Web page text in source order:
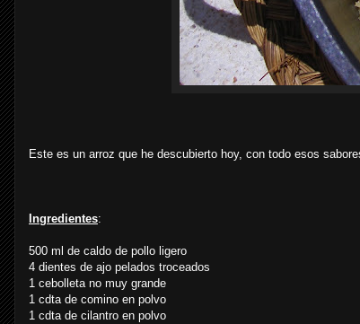
Este es un arroz que he descubierto hoy, con todo esos
Ingredientes:
500 ml de caldo de pollo ligero
4 dientes de ajo pelados troceados
1 cebolleta no muy grande
1 cdta de comino en polvo
1 cdta de cilantro en polvo